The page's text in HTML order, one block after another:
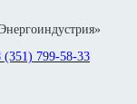
(351) 799-58-33